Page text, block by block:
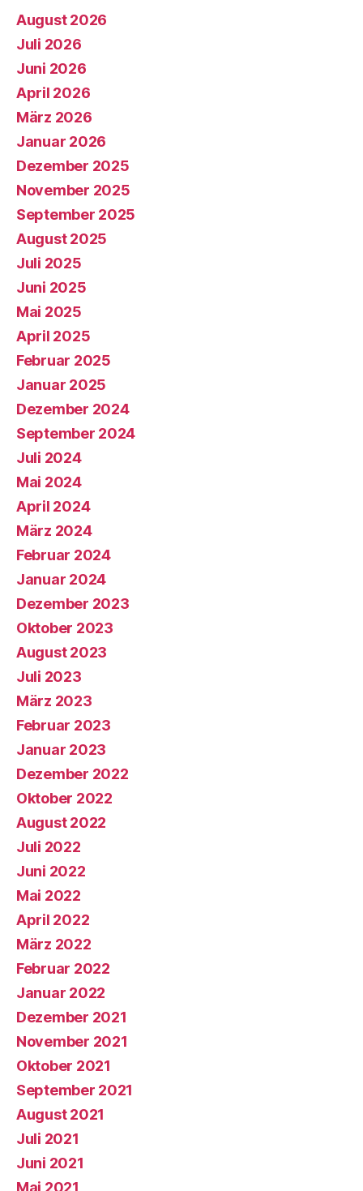
August 2026
Juli 2026
Juni 2026
April 2026
März 2026
Januar 2026
Dezember 2025
November 2025
September 2025
August 2025
Juli 2025
Juni 2025
Mai 2025
April 2025
Februar 2025
Januar 2025
Dezember 2024
September 2024
Juli 2024
Mai 2024
April 2024
März 2024
Februar 2024
Januar 2024
Dezember 2023
Oktober 2023
August 2023
Juli 2023
März 2023
Februar 2023
Januar 2023
Dezember 2022
Oktober 2022
August 2022
Juli 2022
Juni 2022
Mai 2022
April 2022
März 2022
Februar 2022
Januar 2022
Dezember 2021
November 2021
Oktober 2021
September 2021
August 2021
Juli 2021
Juni 2021
Mai 2021